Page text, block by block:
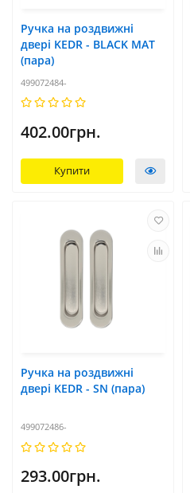
Ручка на роздвижні
двері KEDR - BLACK MAT
(пара)
499072484-
402.00грн.
Купити
Ручка на роздвижні
двері KEDR - SN (пара)
499072486-
293.00грн.